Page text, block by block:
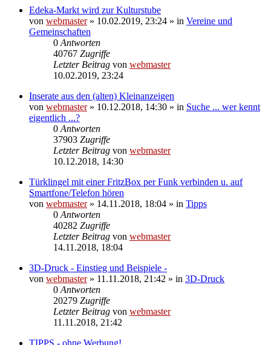
Edeka-Markt wird zur Kulturstube
von webmaster» 10.02.2019, 23:24 » in Vereine und
Gemeinschaften
0 Antworten
40767 Zugriffe
Letzter Beitrag von webmaster
10.02.2019, 23:24
Inserate aus den (alten) Kleinanzeigen
von webmaster» 10.12.2018, 14:30 » in Suche ... wer kennt
eigentlich ...?
0 Antworten
37903 Zugriffe
Letzter Beitrag von webmaster
10.12.2018, 14:30
Türklingel mit einer FritzBox per Funk verbinden u. auf
Smartfone/Telefon hören
von webmaster» 14.11.2018, 18:04 » in Tipps
0 Antworten
40282 Zugriffe
Letzter Beitrag von webmaster
14.11.2018, 18:04
3D-Druck - Einstieg und Beispiele -
von webmaster» 11.11.2018, 21:42 » in 3D-Druck
0 Antworten
20279 Zugriffe
Letzter Beitrag von webmaster
11.11.2018, 21:42
TIPPS - ohne Werbung!